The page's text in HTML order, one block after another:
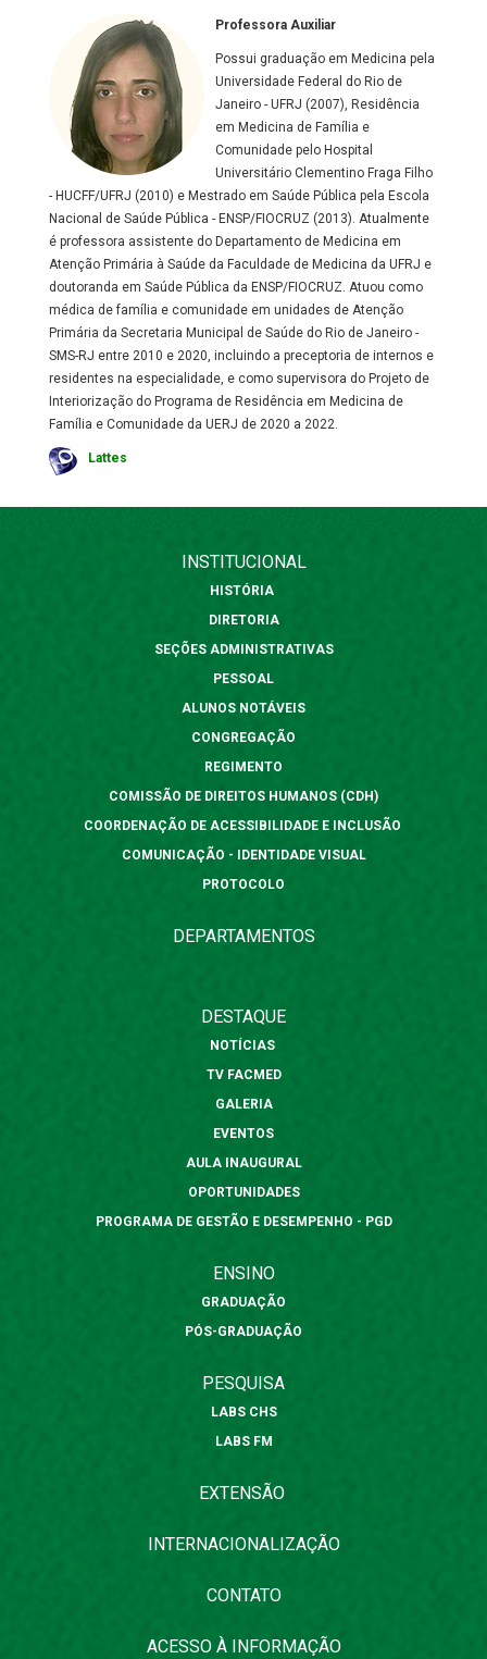
Professora Auxiliar
Possui graduação em Medicina pela
Universidade Federal do Rio de
Janeiro - UFRJ (2007), Residência
em Medicina de Família e
Comunidade pelo Hospital
Universitário Clementino Fraga Filho
- HUCFF/UFRJ (2010) e Mestrado em Saúde Pública pela Escola
Nacional de Saúde Pública - ENSP/FIOCRUZ (2013). Atualmente
é professora assistente do Departamento de Medicina em
Atenção Primária à Saúde da Faculdade de Medicina da UFRJ e
doutoranda em Saúde Pública da ENSP/FIOCRUZ. Atuou como
médica de família e comunidade em unidades de Atenção
Primária da Secretaria Municipal de Saúde do Rio de Janeiro -
SMS-RJ entre 2010 e 2020, incluindo a preceptoria de internos e
residentes na especialidade, e como supervisora do Projeto de
Interiorização do Programa de Residência em Medicina de
Família e Comunidade da UERJ de 2020 a 2022.
Lattes
INSTITUCIONAL
HISTÓRIA
DIRETORIA
SEÇÕES ADMINISTRATIVAS
PESSOAL
ALUNOS NOTÁVEIS
CONGREGAÇÃO
REGIMENTO
COMISSÃO DE DIREITOS HUMANOS (CDH)
COORDENAÇÃO DE ACESSIBILIDADE E INCLUSÃO
COMUNICAÇÃO - IDENTIDADE VISUAL
PROTOCOLO
DEPARTAMENTOS
DESTAQUE
NOTÍCIAS
TV FACMED
GALERIA
EVENTOS
AULA INAUGURAL
OPORTUNIDADES
PROGRAMA DE GESTÃO E DESEMPENHO - PGD
ENSINO
GRADUAÇÃO
PÓS-GRADUAÇÃO
PESQUISA
LABS CHS
LABS FM
EXTENSÃO
INTERNACIONALIZAÇÃO
CONTATO
ACESSO À INFORMAÇÃO